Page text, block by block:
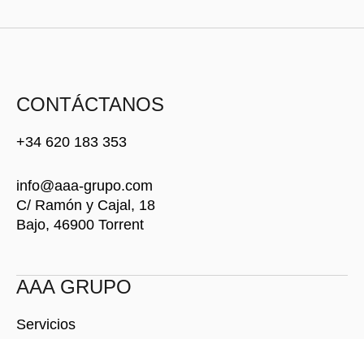
CONTÁCTANOS
+34 620 183 353
info@aaa-grupo.com
C/ Ramón y Cajal, 18
Bajo, 46900 Torrent
AAA GRUPO
Servicios